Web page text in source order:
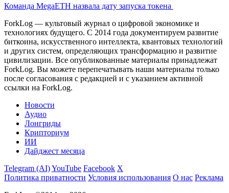
Команда MegaETH назвала дату запуска токена
ForkLog — культовый журнал о цифровой экономике и
технологиях будущего. С 2014 года документируем развитие
биткоина, искусственного интеллекта, квантовых технологий
и других систем, определяющих трансформацию и развитие
цивилизации. Все опубликованные материалы принадлежат
ForkLog. Вы можете перепечатывать наши материалы только
после согласования с редакцией и с указанием активной
ссылки на ForkLog.
Новости
Аудио
Лонгриды
Крипториум
ИИ
Дайджест месяца
Telegram (AI)YouTube Facebook X
Политика приватности Условия использования О нас Реклама